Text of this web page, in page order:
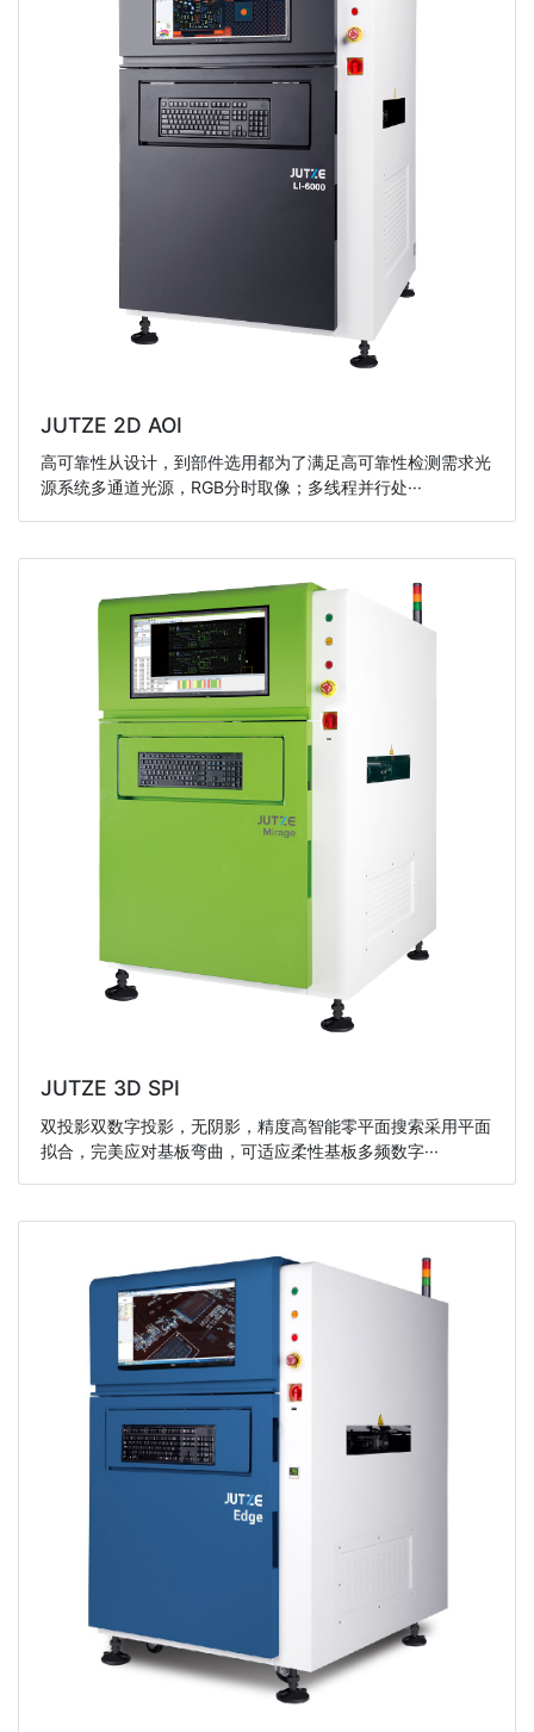
JUTZE 2D AOI
高可靠性从设计，到部件选用都为了满足高可靠性检测需求光
源系统多通道光源，RGB分时取像；多线程并行处···
JUTZE 3D SPI
双投影双数字投影，无阴影，精度高智能零平面搜索采用平面
拟合，完美应对基板弯曲，可适应柔性基板多频数字···